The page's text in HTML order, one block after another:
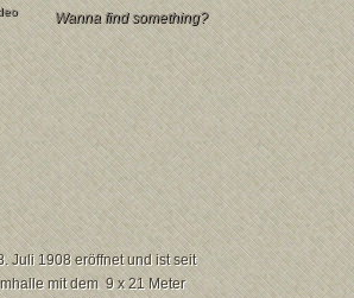
Juli 1908 eröffnet und ist seit
mit dem 9 x 21 Meter